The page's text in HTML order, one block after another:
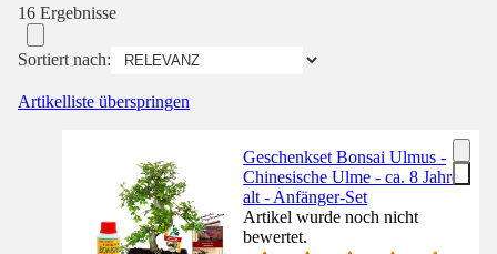
16 Ergebnisse
Sortiert nach:
Artikelliste überspringen
Geschenkset Bonsai Ulmus -
Chinesische Ulme - ca. 8 Jahre
alt - Anfänger-Set
Artikel wurde noch nicht
bewertet.